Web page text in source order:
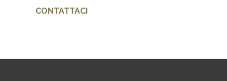
CONTATTACI